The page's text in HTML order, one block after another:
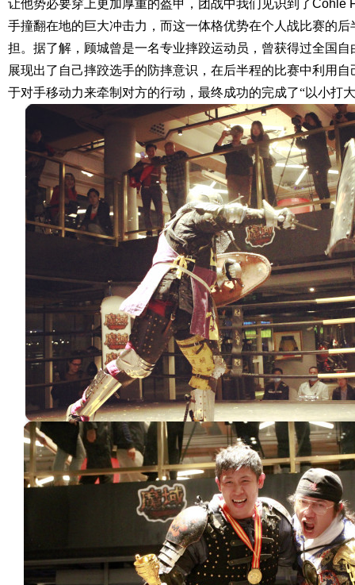
让他势必要穿上更加厚重的盔甲，团战中我们见识到了 Cohle
手撞翻在地的巨大冲击力，而这一体格优势在个人战比赛的
担。据了解，顾城曾是一名专业摔跤运动员，曾获得过全国
展现出了自己摔跤选手的防摔意识，在后半程的比赛中利用
于对手移动力来牵制对方的行动，最终成功的完成了“以小打